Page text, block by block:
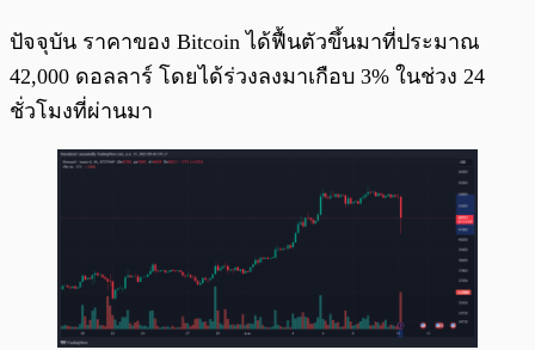
ปัจจุบัน ราคาของ Bitcoin ได้ฟื้นตัวขึ้นมาที่ประมาณ
42,000 ดอลลาร์ โดยได้ร่วงลงมาเกือบ 3% ในช่วง 24
ชั่วโมงที่ผ่านมา